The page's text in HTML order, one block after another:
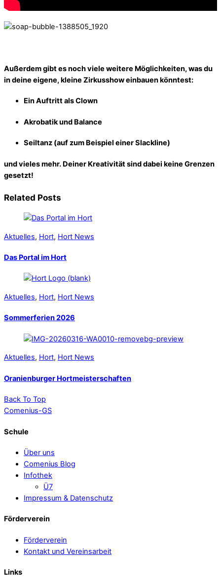
Außerdem gibt es noch viele weitere Möglichkeiten, was du
in deine eigene, kleine Zirkusshow einbauen könntest:
Ein Auftritt als Clown
Akrobatik und Balance
Seiltanz (auf zum Beispiel einer Slackline)
und vieles mehr. Deiner Kreativität sind dabei keine Grenzen
gesetzt!
Related Posts
Aktuelles, Hort, Hort News
Das Portal im Hort
Aktuelles, Hort, Hort News
Sommerferien 2026
Aktuelles, Hort, Hort News
Oranienburger Hortmeisterschaften
Back To Top
Comenius-GS
Schule
Über uns
Comenius Blog
Infothek
Ü7
Impressum & Datenschutz
Förderverein
Förderverein
Kontakt und Vereinsarbeit
Links